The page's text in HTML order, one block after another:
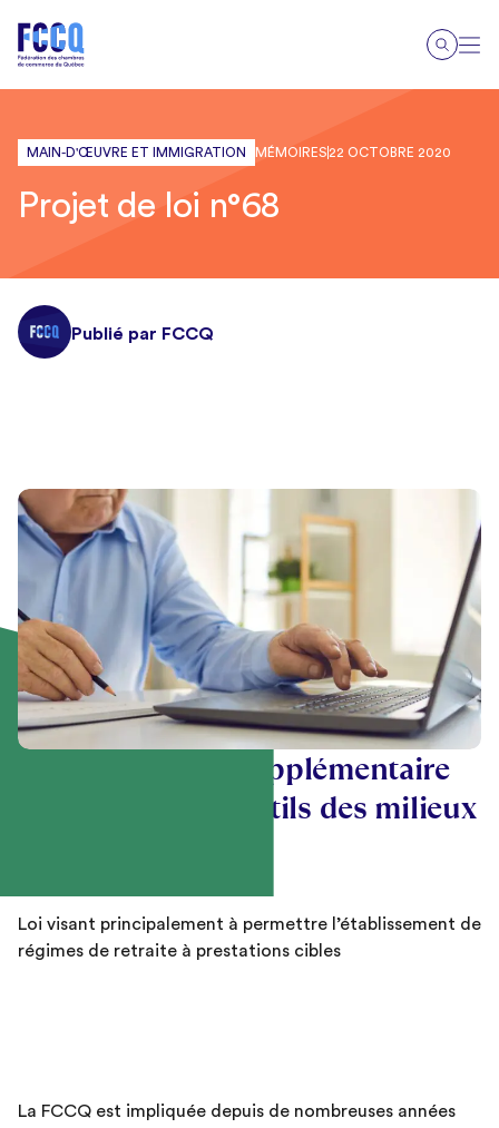
MAIN-D'ŒUVRE ET IMMIGRATION MÉMOIRES 22 OCTOBRE 2020
Projet de loi n°68
Publié par FCCQ
Une alternative supplémentaire
dans le coffre a outils des milieux
Loi visant principalement à permettre l’établissement de
régimes de retraite à prestations cibles
La FCCQ est impliquée depuis de nombreuses années